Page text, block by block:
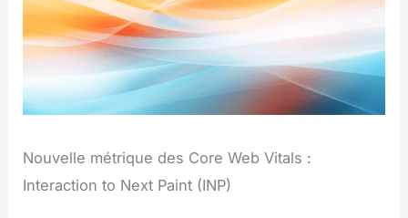
Nouvelle métrique des Core Web Vitals :
Interaction to Next Paint (INP)